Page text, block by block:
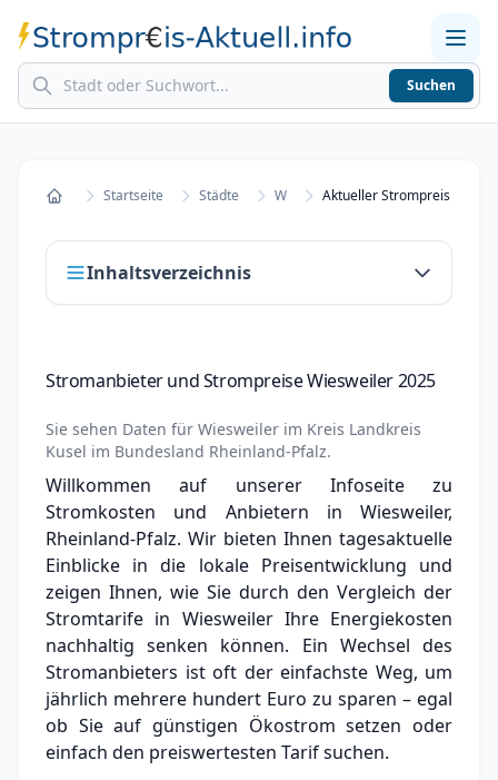
Home
Stromkosten berechnen
Suchen
StartseiteStartseite Städte W Aktueller Strompreis in
Inhaltsverzeichnis
2025
Stromanbieter wechseln in Wiesweiler
Grundversorger Wiesweiler
Experten-Analyse: Strommarkt in Wiesweiler
Aktueller Strompreis in Wiesweiler
Stromanbieter in der Nähe von Wiesweiler
Stromanbieter und Strompreise Wiesweiler 2025
Sie sehen Daten für Wiesweiler im Kreis Landkreis
Kusel im Bundesland Rheinland-Pfalz.
Willkommen auf unserer Infoseite zu
Stromkosten und Anbietern in Wiesweiler,
Rheinland-Pfalz. Wir bieten Ihnen tagesaktuelle
Einblicke in die lokale Preisentwicklung und
zeigen Ihnen, wie Sie durch den Vergleich der
Stromtarife in Wiesweiler Ihre Energiekosten
nachhaltig senken können. Ein Wechsel des
Stromanbieters ist oft der einfachste Weg, um
jährlich mehrere hundert Euro zu sparen – egal
ob Sie auf günstigen Ökostrom setzen oder
einfach den preiswertesten Tarif suchen.